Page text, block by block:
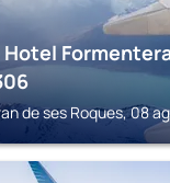
Hotel
de ses Roques, 08